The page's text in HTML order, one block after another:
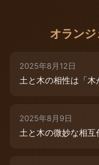
オラン
2025年8月12日
土と木の相性は「
2025年8月9日
土と木の微妙な相